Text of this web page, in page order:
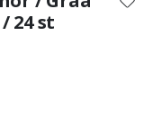
24 st